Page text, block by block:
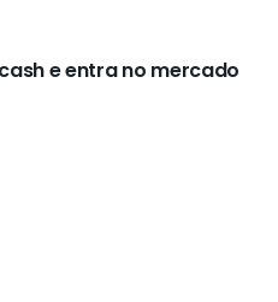
e entra no mercado